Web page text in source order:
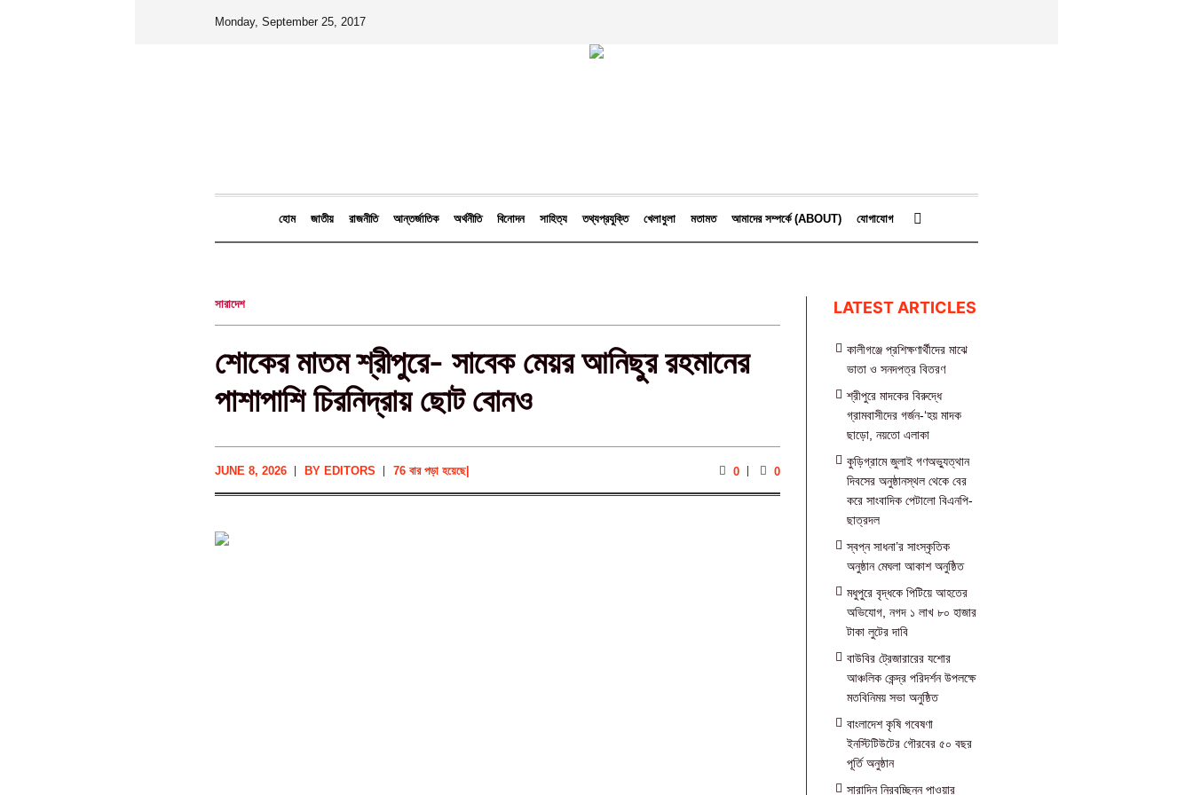
Monday, September 25, 2017
হোম জাতীয় রাজনীতি আন্তর্জাতিক অর্থনীতি বিনোদন সাহিত্য তথ্যপ্রযুক্তি খেলাধুলা মতামত আমাদের সম্পর্কে (ABOUT) যোগাযোগ
সারাদেশ
শোকের মাতম শ্রীপুরে- সাবেক মেয়র আনিছুর রহমানের
পাশাপাশি চিরনিদ্রায় ছোট বোনও
JUNE 8, 2026 BY EDITORS |
76 বার পড়া হয়েছে 0 0
LATEST ARTICLES
কালীগঞ্জে প্রশিক্ষণার্থীদের মাঝে
ভাতা ও সনদপত্র বিতরণ
শ্রীপুরে মাদকের বিরুদ্ধে
গ্রামবাসীদের গর্জন-‘হয় মাদক
ছাড়ো, নয়তো এলাকা
কুড়িগ্রামে জুলাই গণঅভ্যুত্থান
দিবসের অনুষ্ঠানস্থল থেকে বের
করে সাংবাদিক পেটালো বিএনপি-
ছাত্রদল
স্বপ্ন সাধনা’র সাংস্কৃতিক
অনুষ্ঠান মেঘলা আকাশ অনুষ্ঠিত
মধুপুরে বৃদ্ধকে পিটিয়ে আহতের
অভিযোগ, নগদ ১ লাখ ৮০ হাজার
টাকা লুটের দাবি
বাউবির ট্রেজারারের যশোর
আঞ্চলিক কেন্দ্র পরিদর্শন উপলক্ষে
মতবিনিময় সভা অনুষ্ঠিত
বাংলাদেশ কৃষি গবেষণা
ইনস্টিটিউটের গৌরবের ৫০ বছর
পূর্তি অনুষ্ঠান
সারাদিন নিরবচ্ছিন্ন পাওয়ার